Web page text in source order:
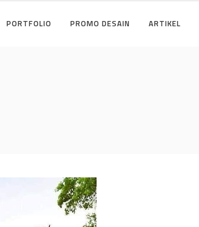
PORTFOLIO PROMO DESAIN ARTIKEL